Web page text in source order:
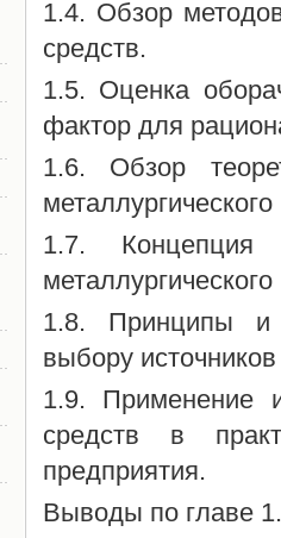
1.4. Обзор
средств.
1.5. Оценка
фактор для
1.6. Обзор
1.7. Концепция
1.8. Принципы и
выбору
1.9. Применение
средств в
предприятия.
Выводы по главе 1.